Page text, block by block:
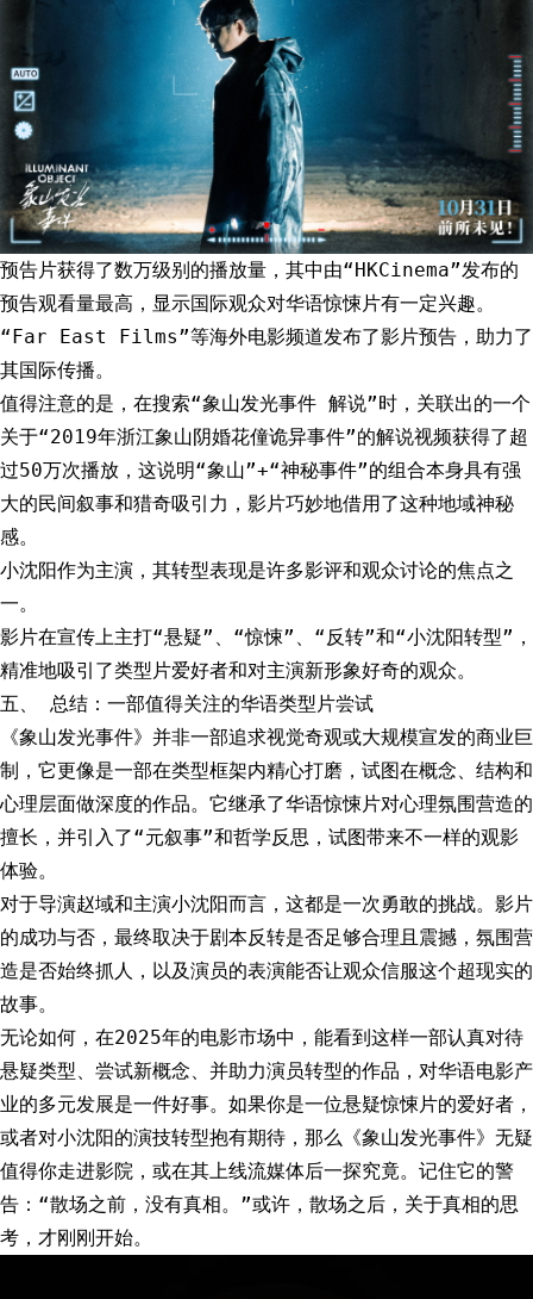
预告片获得了数万级别的播放量，其中由“HKCinema”发布的
预告观看量最高，显示国际观众对华语惊悚片有一定兴趣。
“Far East Films”等海外电影频道发布了影片预告，助力了
其国际传播。
值得注意的是，在搜索“象山发光事件 解说”时，关联出的一个
关于“2019年浙江象山阴婚花僮诡异事件”的解说视频获得了超
过50万次播放，这说明“象山”+“神秘事件”的组合本身具有强
大的民间叙事和猎奇吸引力，影片巧妙地借用了这种地域神秘
感。
小沈阳作为主演，其转型表现是许多影评和观众讨论的焦点之
一。
影片在宣传上主打“悬疑”、“惊悚”、“反转”和“小沈阳转型”，
精准地吸引了类型片爱好者和对主演新形象好奇的观众。
五、 总结：一部值得关注的华语类型片尝试
《象山发光事件》并非一部追求视觉奇观或大规模宣发的商业巨
制，它更像是一部在类型框架内精心打磨，试图在概念、结构和
心理层面做深度的作品。它继承了华语惊悚片对心理氛围营造的
擅长，并引入了“元叙事”和哲学反思，试图带来不一样的观影
体验。
对于导演赵域和主演小沈阳而言，这都是一次勇敢的挑战。影片
的成功与否，最终取决于剧本反转是否足够合理且震撼，氛围营
造是否始终抓人，以及演员的表演能否让观众信服这个超现实的
故事。
无论如何，在2025年的电影市场中，能看到这样一部认真对待
悬疑类型、尝试新概念、并助力演员转型的作品，对华语电影产
业的多元发展是一件好事。如果你是一位悬疑惊悚片的爱好者，
或者对小沈阳的演技转型抱有期待，那么《象山发光事件》无疑
值得你走进影院，或在其上线流媒体后一探究竟。记住它的警
告：“散场之前，没有真相。”或许，散场之后，关于真相的思
考，才刚刚开始。